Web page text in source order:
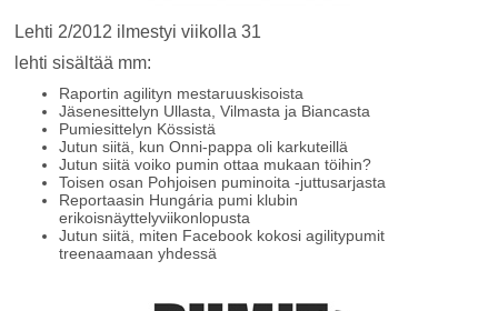
Lehti 2/2012 ilmestyi viikolla 31
lehti sisältää mm:
Raportin agilityn mestaruuskisoista
Jäsenesittelyn Ullasta, Vilmasta ja Biancasta
Pumiesittelyn Kössistä
Jutun siitä, kun Onni-pappa oli karkuteillä
Jutun siitä voiko pumin ottaa mukaan töihin?
Toisen osan Pohjoisen puminoita -juttusarjasta
Reportaasin Hungária pumi klubin
erikoisnäyttelyviikonlopusta
Jutun siitä, miten Facebook kokosi agilitypumit
treenaamaan yhdessä